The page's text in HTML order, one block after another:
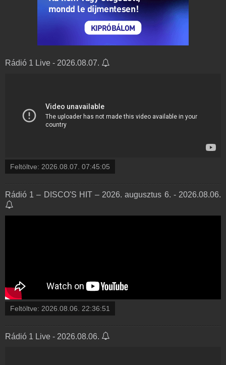
Rádió 1 Live - 2026.08.07.
Feltöltve: 2026.08.07. 07:45:05
Rádió 1 – DISCO'S HIT – 2026. augusztus 6. - 2026.08.06.
Feltöltve: 2026.08.06. 22:36:51
Rádió 1 Live - 2026.08.06.